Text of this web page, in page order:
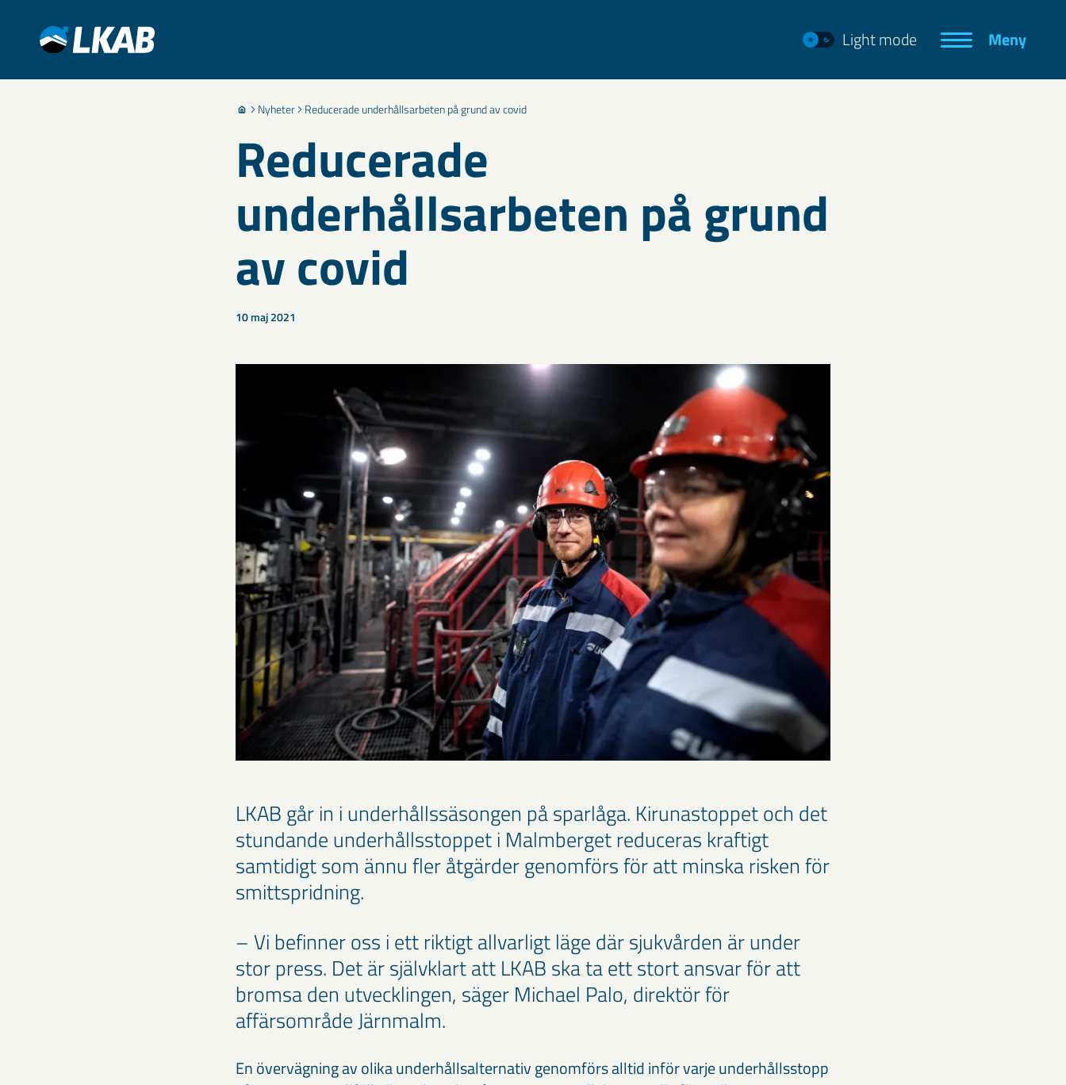
Light mode Meny
Nyheter Reducerade underhållsarbeten på grund av covid
Reducerade
underhållsarbeten på grund
av covid
10 maj 2021
LKAB går in i underhållssäsongen på sparlåga. Kirunastoppet och det
stundande underhållsstoppet i Malmberget reduceras kraftigt
samtidigt som ännu fler åtgärder genomförs för att minska risken för
smittspridning.
– Vi befinner oss i ett riktigt allvarligt läge där sjukvården är under
stor press. Det är självklart att LKAB ska ta ett stort ansvar för att
bromsa den utvecklingen, säger Michael Palo, direktör för
affärsområde Järnmalm.
En övervägning av olika underhållsalternativ genomförs alltid inför varje underhållsstopp